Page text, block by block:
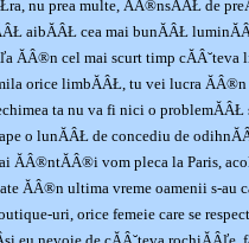
nu prea multe, ĂÂ®nsĂÂŁ de
aibĂÂŁ cea mai bunĂÂŁ
ĂÂ®n cel mai scurt timp
orice limbĂÂŁ, tu vei lucra
ta nu va fi nici o problemĂÂŁ
o lunĂÂŁ de concediu de
ĂÂ®ntĂÂ®i vom pleca la Paris,
ĂÂ®n ultima vreme oamenii s-au
uri, orice femeie care se